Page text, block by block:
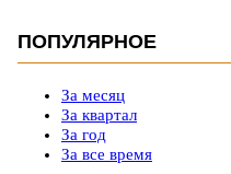
ПОПУЛЯРНОЕ
За месяц
За квартал
За год
За все время